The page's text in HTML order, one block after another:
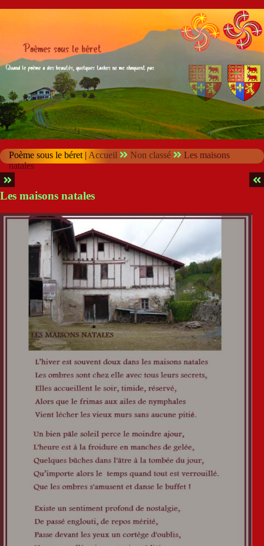
Poème sous le béret | Accueil Non classé
Les maisons
natales
Les maisons natales